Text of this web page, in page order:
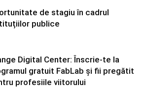
de stagiu în cadrul
publice
Digital Center: Înscrie-te la
gratuit FabLab și fii pregătit
profesiile viitorului